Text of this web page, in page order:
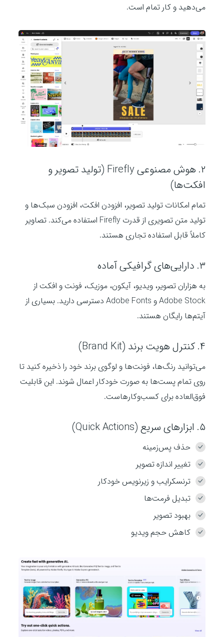
می‌دهید و کار تمام است.
۲. هوش مصنوعی Firefly (تولید تصویر و
افکت‌ها)
تمام امکانات تولید تصویر، افزودن افکت، افزودن سبک‌ها و
تولید متن تصویری از قدرت Firefly استفاده می‌کند. تصاویر
کاملاً قابل استفاده تجاری هستند.
۳. دارایی‌های گرافیکی آماده
به هزاران تصویر، ویدیو، آیکون، موزیک، فونت و افکت از
Adobe Stock و Adobe Fonts دسترسی دارید. بسیاری از
آیتم‌ها رایگان هستند.
۴. کنترل هویت برند (Brand Kit)
می‌توانید رنگ‌ها، فونت‌ها و لوگوی برند خود را ذخیره کنید تا
روی تمام پست‌ها به صورت خودکار اعمال شوند. این قابلیت
فوق‌العاده برای کسب‌وکارهاست.
۵. ابزارهای سریع (Quick Actions)
حذف پس‌زمینه
تغییر اندازه تصویر
ترنسکرایب و زیرنویس خودکار
تبدیل فرمت‌ها
بهبود تصویر
کاهش حجم ویدیو